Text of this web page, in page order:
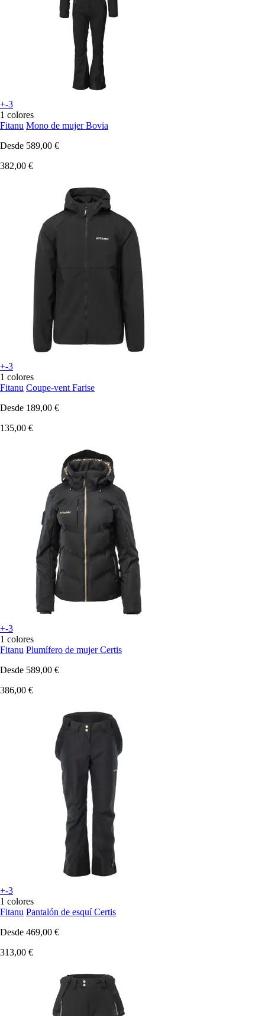
+-3
1 colores
Fitanu Mono de mujer Bovia
Desde 589,00 €
382,00 €
+-3
1 colores
Fitanu Coupe-vent Farise
Desde 189,00 €
135,00 €
+-3
1 colores
Fitanu Plumífero de mujer Certis
Desde 589,00 €
386,00 €
+-3
1 colores
Fitanu Pantalón de esquí Certis
Desde 469,00 €
313,00 €